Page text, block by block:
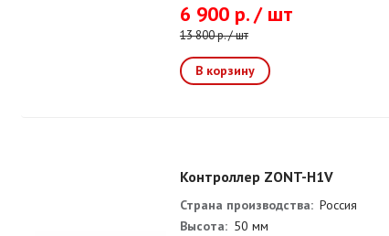
6 900 р. / шт
13 800 р. / шт
Контроллер ZONT-H1V
Страна производства: Россия
Высота: 50 мм